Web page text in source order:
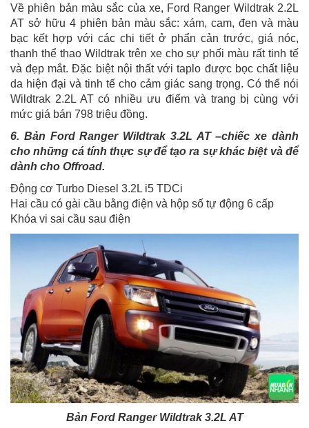
Về phiên bản màu sắc của xe, Ford Ranger Wildtrak 2.2L
AT sở hữu 4 phiên bản màu sắc: xám, cam, đen và màu
bạc kết hợp với các chi tiết ở phẩn cản trước, giá nóc,
thanh thể thao Wildtrak trên xe cho sự phối màu rất tinh tế
và đẹp mắt. Đặc biệt nội thất với taplo được bọc chất liệu
da hiện đại và tinh tế cho cảm giác sang trọng. Có thể nói
Wildtrak 2.2L AT có nhiều ưu điểm và trang bị cùng với
mức giá bán 798 triệu đồng.
6. Bản Ford Ranger Wildtrak 3.2L AT –chiếc xe dành
cho những cá tính thực sự để tạo ra sự khác biệt và để
dành cho Offroad.
Động cơ Turbo Diesel 3.2L i5 TDCi
Hai cầu có gài cầu bằng điện và hộp số tự động 6 cấp
Khóa vi sai cầu sau điện
Bản Ford Ranger Wildtrak 3.2L AT